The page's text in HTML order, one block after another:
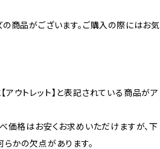
商品がございます。ご購入の際にはお気
ウトレット】と表記されている商品がア
価格はお安くお求めいただけますが、下
かの欠点があります。